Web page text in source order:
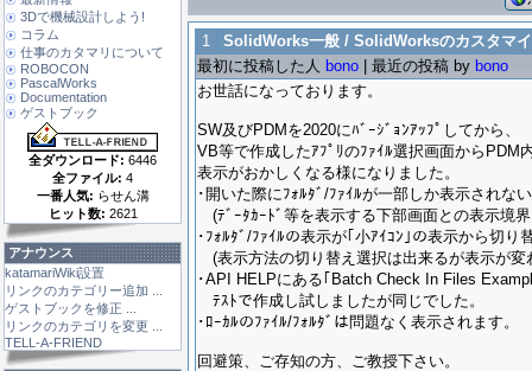
3Dで機械設計しよう!
コラム
仕事のカタマリについて
ROBOCON
PascalWorks
Documentation
ゲストブック
全ダウンロード: 6446
全ファイル: 4
一番人気: らせん溝
ヒット数: 2621
アナウンス
katamariWiki設置
リンクのカテゴリー追加 ...
ゲストブックを修正 ...
リンクのカテゴリを変更 ...
TELL-A-FRIEND
1
SolidWorks一般 / SolidWorksのカスタマ
最初に投稿した人 bono | 最近の投稿 by bono
お世話になっております。
SW及びPDMを2020にﾊﾞｰｼﾞｮﾝｱｯﾌﾟしてから、
VB等で作成したｱﾌﾟﾘのﾌｧｲﾙ選択画面からPDM
表示がおかしくなる様になりました。
･開いた際にﾌｫﾙﾀﾞ/ﾌｧｲﾙが一部しか表示されな
(ﾃﾞｰﾀｶｰﾄﾞ等を表示する下部画面との表示境
･ﾌｫﾙﾀﾞ/ﾌｧｲﾙの表示が｢小ｱｲｺﾝ｣の表示から切り
(表示方法の切り替え選択は出来るが表示が変
･API HELPにある｢Batch Check In Files
ﾃｽﾄで作成し試しましたが同じでした。
･ﾛｰｶﾙのﾌｧｲﾙ/ﾌｫﾙﾀﾞは問題なく表示されます。
回避策、ご存知の方、ご教授下さい。